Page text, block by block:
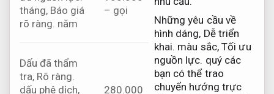
Những yêu cầu về
hình dáng, Dễ triển
khai. màu sắc,Tối ưu
nguồn lực. quý các
bạn có thể trao
chuyển hướng trực
tháng, Báo giá
rõ ràng. năm
– gọi
Dấu đã thẩm
tra, Rõ ràng.
dấu phê dịch,
280.000